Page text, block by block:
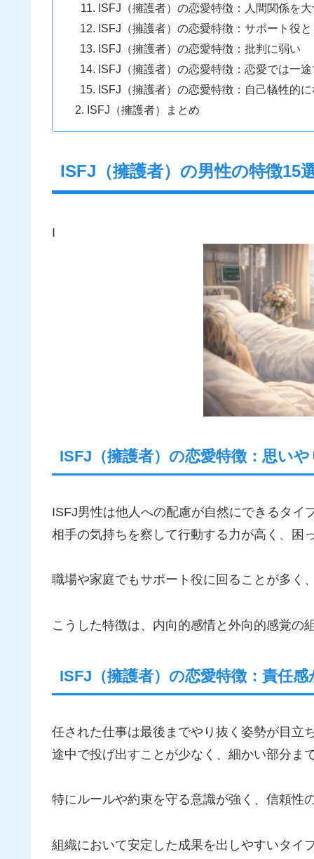
ISFJ（擁護者）の恋愛特徴：人間関係を
ISFJ（擁護者）の恋愛特徴：サポート役
ISFJ（擁護者）の恋愛特徴：批判に弱い
ISFJ（擁護者）の恋愛特徴：恋愛では一
ISFJ（擁護者）の恋愛特徴：自己犠牲的
ISFJ（擁護者）まとめ
ISFJ（擁護者）の男性の特徴15
I
ISFJ（擁護者）の恋愛特徴：思い
ISFJ男性は他人への配慮が自然にできるタイ
相手の気持ちを察して行動する力が高く、困
職場や家庭でもサポート役に回ることが多く
こうした特徴は、内向的感情と外向的感覚の
ISFJ（擁護者）の恋愛特徴：責任
任された仕事は最後までやり抜く姿勢が目立
途中で投げ出すことが少なく、細かい部分ま
特にルールや約束を守る意識が強く、信頼性
組織において安定した成果を出しやすいタイ